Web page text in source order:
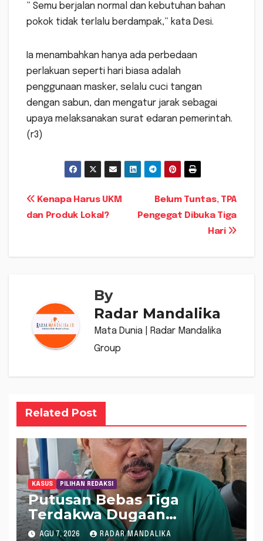
” Semu berjalan normal dan kebutuhan bahan
pokok tidak terlalu berdampak,” kata Desi.
Ia menambahkan hanya ada perbedaan
perlakuan seperti hari biasa adalah
penggunaan masker, selalu cuci tangan
dengan sabun, dan mengatur jarak sebagai
upaya melaksanakan surat edaran pemerintah.
(r3)
Navigasi
Belum Tuntas, TPA
Pengegat Dibuka Tiga
Hari
Kenapa Harus UKM
dan Produk Lokal?
By
Radar Mandalika
Mata Dunia | Radar Mandalika
Group
Related Post
KASUS PILIHAN REDAKSI
Putusan Bebas Tiga
Terdakwa Dugaan
Gratifikasi Dana “Siluman”
AGU 7, 2026 RADAR MANDALIKA